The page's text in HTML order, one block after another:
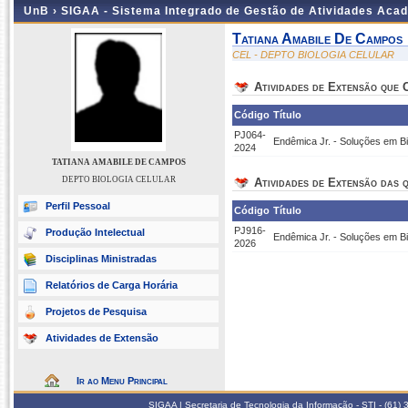
UnB › SIGAA - Sistema Integrado de Gestão de Atividades
TATIANA AMABILE DE CAMPOS
DEPTO BIOLOGIA CELULAR
Perfil Pessoal
Produção Intelectual
Disciplinas Ministradas
Relatórios de Carga Horária
Projetos de Pesquisa
Atividades de Extensão
Ir ao Menu Principal
Tatiana Amabile De Campos
CEL - DEPTO BIOLOGIA CELULAR
Atividades de Extensão que
Código Título
PJ064-
2024
Endêmica Jr. - Soluções em
Atividades de Extensão das
Código Título
PJ916-
2026
Endêmica Jr. - Soluções em
SIGAA | Secretaria de Tecnologia da Informação - STI -